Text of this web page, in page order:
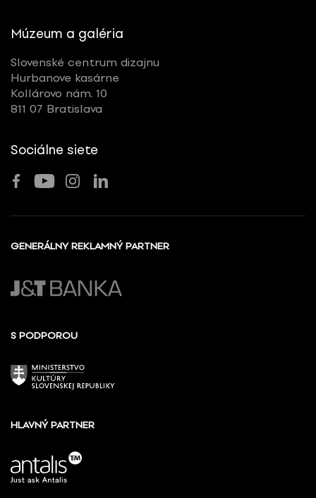
Múzeum a galéria
Slovenské centrum dizajnu
Hurbanove kasárne
Kollárovo nám. 10
811 07 Bratislava
Sociálne siete
GENERÁLNY REKLAMNÝ PARTNER
S PODPOROU
HLAVNÝ PARTNER